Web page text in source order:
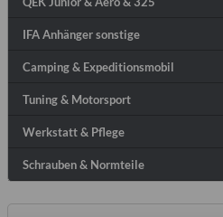
IFA Anhänger sonstige
Camping & Expeditionsmobil
Tuning & Motorsport
Werkstatt & Pflege
Schrauben & Normteile